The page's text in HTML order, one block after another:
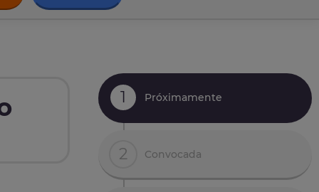
1 Próximamente
2 Convocada